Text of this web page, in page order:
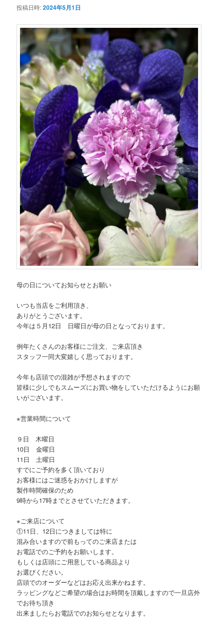
投稿日時:2024年5月1日
母の日についてお知らせとお願い
いつも当店をご利用頂き、
ありがとうございます。
今年は５月12日 日曜日が母の日となっております。
例年たくさんのお客様にご注文、ご来店頂き
スタッフ一同大変嬉しく思っております。
今年も店頭での混雑が予想されますので
皆様に少しでもスムーズにお買い物をしていただけるようにお願
いがございます。
※営業時間について
９日 木曜日
10日 金曜日
11日 土曜日
すでにご予約を多く頂いており
お客様にはご迷惑をおかけしますが
製作時間確保のため
9時から17時までとさせていただきます。
※ご来店について
①11日、12日につきましては特に
混み合いますので前もってのご来店または
お電話でのご予約をお願いします。
もしくは店頭にご用意している商品より
お選びください。
店頭でのオーダーなどはお応え出来かねます。
ラッピングなどご希望の場合はお時間を頂戴しますので一旦店外
でお待ち頂き
出来ましたらお電話でのお知らせとなります。